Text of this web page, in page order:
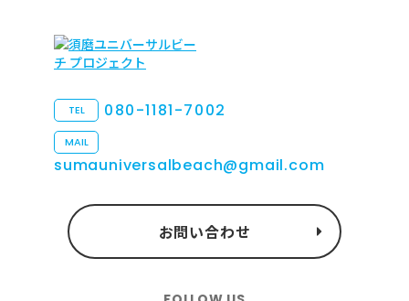
TEL 080-1181-7002
MAIL
sumauniversalbeach@gmail.com
お問い合わせ